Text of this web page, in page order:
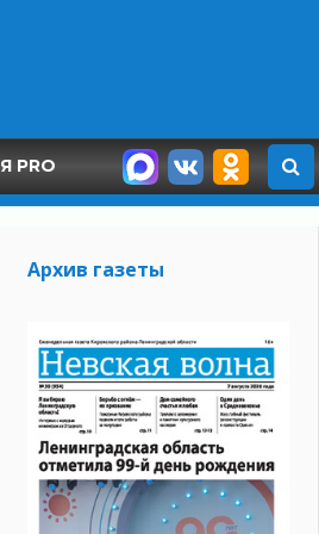
PRO
Архив газеты